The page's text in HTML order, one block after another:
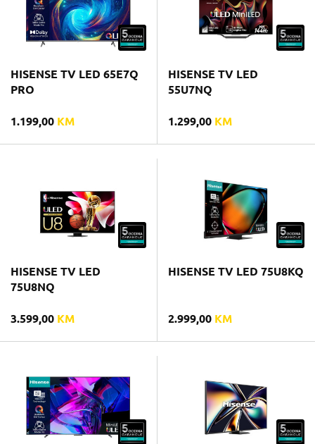
HISENSE TV LED 65E7Q
PRO
1.199,00 KM
HISENSE TV LED
55U7NQ
1.299,00 KM
HISENSE TV LED
75U8NQ
3.599,00 KM
HISENSE TV LED 75U8KQ
2.999,00 KM